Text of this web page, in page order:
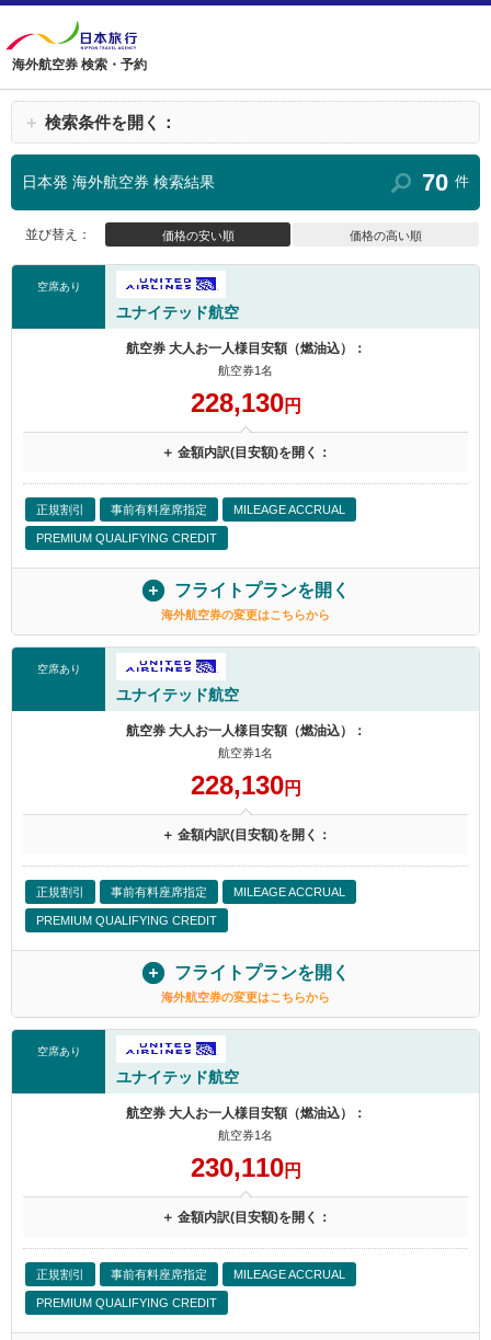
海外航空券 検索・予約
＋ 検索条件を開く：
日本発 海外航空券 検索結果 70 件
並び替え： 価格の安い順 価格の高い順
空席あり
ユナイテッド航空
航空券 大人お一人様目安額（燃油込）：
航空券1名
228,130円
＋ 金額内訳(目安額)を開く：
正規割引 事前有料座席指定 MILEAGE ACCRUAL
PREMIUM QUALIFYING CREDIT
フライトプランを開く
海外航空券の変更はこちらから
空席あり
ユナイテッド航空
航空券 大人お一人様目安額（燃油込）：
航空券1名
228,130円
＋ 金額内訳(目安額)を開く：
正規割引 事前有料座席指定 MILEAGE ACCRUAL
PREMIUM QUALIFYING CREDIT
フライトプランを開く
海外航空券の変更はこちらから
空席あり
ユナイテッド航空
航空券 大人お一人様目安額（燃油込）：
航空券1名
230,110円
＋ 金額内訳(目安額)を開く：
正規割引 事前有料座席指定 MILEAGE ACCRUAL
PREMIUM QUALIFYING CREDIT